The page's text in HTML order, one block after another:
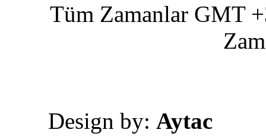
Tüm Zamanlar GMT
Design by: Aytac